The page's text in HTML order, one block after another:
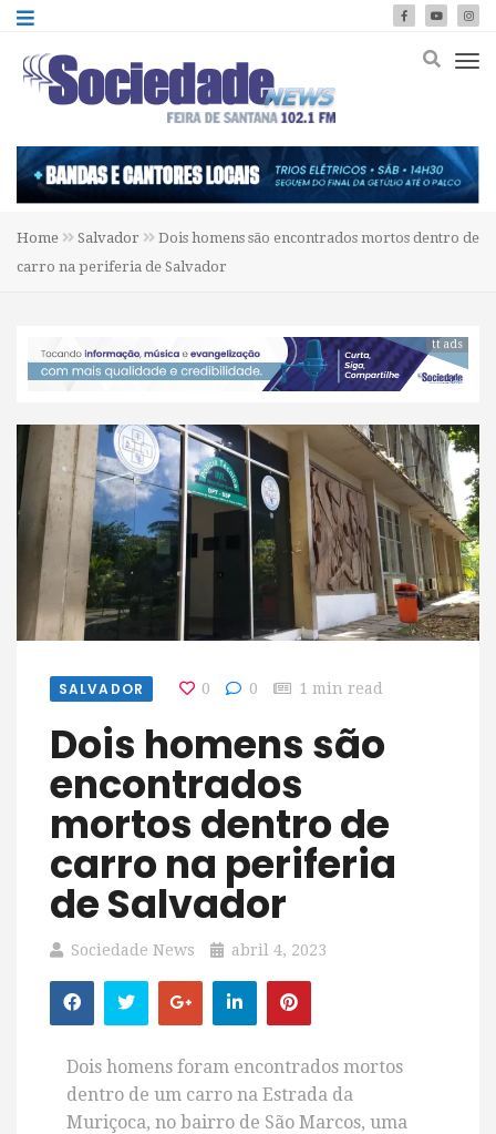
Home Salvador
Dois homens são encontrados mortos dentro de
carro na periferia de Salvador
tt ads
SALVADOR 0 0 1 min read
Dois homens são
encontrados
mortos dentro de
carro na periferia
de Salvador
Sociedade News abril 4, 2023
Dois homens foram encontrados mortos
dentro de um carro na Estrada da
Muriçoca, no bairro de São Marcos, uma